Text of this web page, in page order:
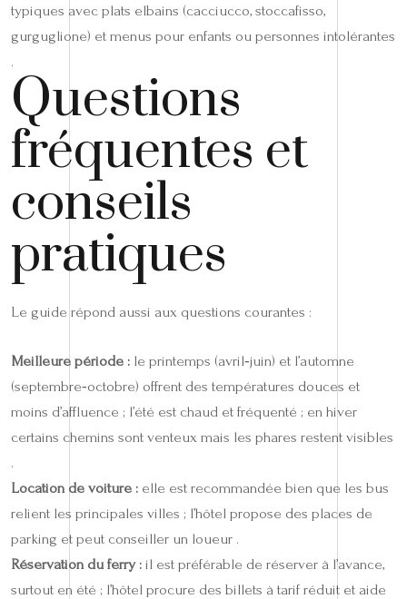
typiques avec plats elbains (cacciucco, stoccafisso,
gurguglione) et menus pour enfants ou personnes intolérantes
.
Questions
fréquentes et
conseils
pratiques
Le guide répond aussi aux questions courantes :
Meilleure période : le printemps (avril‑juin) et l’automne
(septembre‑octobre) offrent des températures douces et
moins d’affluence ; l’été est chaud et fréquenté ; en hiver
certains chemins sont venteux mais les phares restent visibles
.
Location de voiture : elle est recommandée bien que les bus
relient les principales villes ; l’hôtel propose des places de
parking et peut conseiller un loueur .
Réservation du ferry : il est préférable de réserver à l’avance,
surtout en été ; l’hôtel procure des billets à tarif réduit et aide